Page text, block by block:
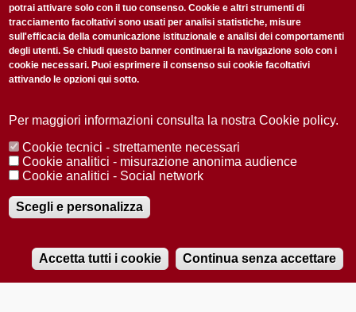
Audio
Accetto laPrivacy Policy
Redazione Copyright Privacy
Area stampa
© 2025 Università di Padova
Registrazione presso il Tribunale di Padova n. 2097/2012 del 18 giugno
2012
potrai attivare solo con il tuo consenso. Cookie e altri strumenti di
tracciamento facoltativi sono usati per analisi statistiche, misure
sull'efficacia della comunicazione istituzionale e analisi dei comportamenti
degli utenti. Se chiudi questo banner continuerai la navigazione solo con i
cookie necessari. Puoi esprimere il consenso sui cookie facoltativi
attivando le opzioni qui sotto.
Per maggiori informazioni consulta la nostra Cookie policy.
Cookie tecnici - strettamente necessari
Cookie analitici - misurazione anonima audience
Cookie analitici - Social network
Scegli e personalizza
Accetta tutti i cookie Continua senza accettare